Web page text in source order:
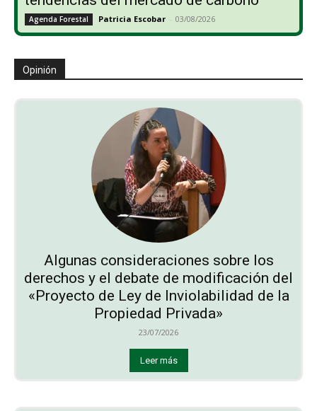
Agenda Forestal Patricia Escobar - 03/08/2026
Opinión
Algunas consideraciones sobre los
derechos y el debate de modificación del
«Proyecto de Ley de Inviolabilidad de la
Propiedad Privada»
23/07/2026
Leer más